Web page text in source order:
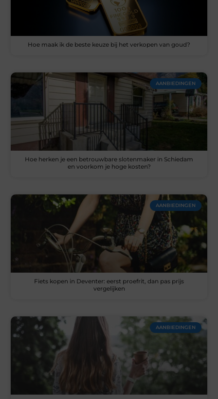
Hoe maak ik de beste keuze bij het verkopen van goud?
AANBIEDINGEN
Hoe herken je een betrouwbare slotenmaker in Schiedam
en voorkom je hoge kosten?
AANBIEDINGEN
Fiets kopen in Deventer: eerst proefrit, dan pas prijs
vergelijken
AANBIEDINGEN